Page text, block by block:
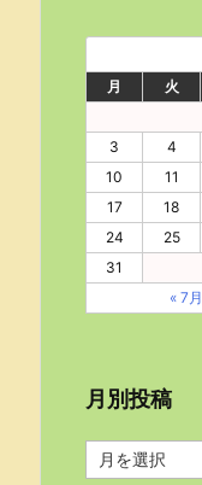
月
火
3
4
10
11
17
18
24
25
31
« 7月
月別投稿
別